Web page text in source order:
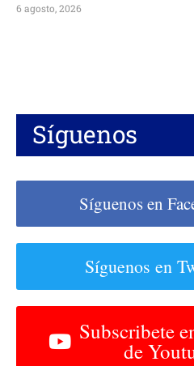
6 agosto, 2026
Síguenos
Síguenos en
Síguenos en
Subscribete
de